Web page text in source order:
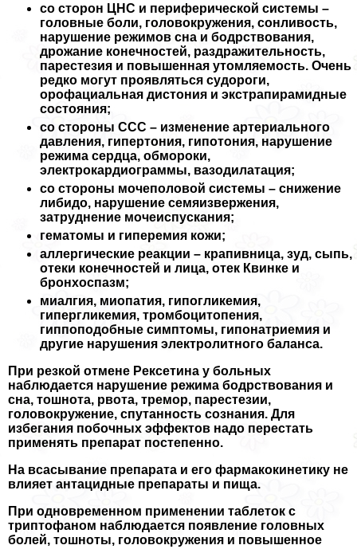
со сторон ЦНС и периферической системы –
головные боли, головокружения, сонливость,
нарушение режимов сна и бодрствования,
дрожание конечностей, раздражительность,
парестезия и повышенная утомляемость. Очень
редко могут проявляться судороги,
орофациальная дистония и экстрапирамидные
состояния;
со стороны ССС – изменение артериального
давления, гипертония, гипотония, нарушение
режима сердца, обмороки,
электрокардиограммы, вазодилатация;
со стороны мочепoлoвoй системы – снижение
либидо, нарушение семяизвержения,
затруднение мочеиспускания;
гематомы и гиперемия кожи;
аллергические реакции – крапивница, зуд, сыпь,
отеки конечностей и лица, отек Квинке и
бронхоспазм;
миалгия, миопатия, гипогликемия,
гипергликемия, тромбоцитопения,
гиппоподобные симптомы, гипонатриемия и
другие нарушения электролитного баланса.
При резкой отмене Рексетина у больных
наблюдается нарушение режима бодрствования и
сна, тошнота, рвота, тремор, парестезии,
головокружение, спyтaнность сознания. Для
избегания побочных эффектов надо перестать
применять препарат постепенно.
На всасывание препарата и его фармакокинетику не
влияет антацидные препараты и пища.
При одновременном применении таблеток с
триптофаном наблюдается появление головных
болей, тошноты, головокружения и повышенное